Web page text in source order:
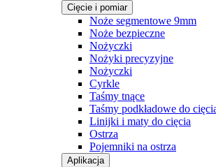
Cięcie i pomiar
Noże segmentowe 9mm
Noże bezpieczne
Nożyczki
Nożyki precyzyjne
Nożyczki
Cyrkle
Taśmy tnące
Taśmy podkładowe do
Linijki i maty do cięcia
Ostrza
Pojemniki na ostrza
Aplikacja